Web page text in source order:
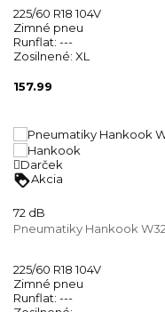
225/60 R18 104V
Zimné pneu
Runflat: ---
Zosilnené: XL
157.99
Darček
loyaltyAkcia
72 dB
Pneumatiky Hankook
225/60 R18 104V
Zimné pneu
Runflat: ---